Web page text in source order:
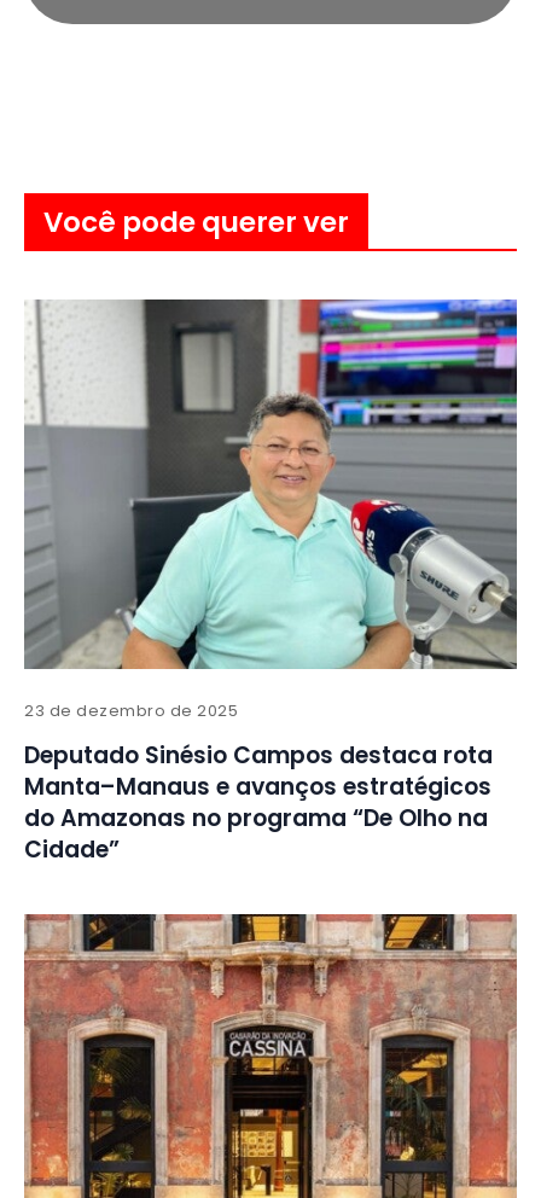
Você pode querer ver
23 de dezembro de 2025
Deputado Sinésio Campos destaca rota
Manta–Manaus e avanços estratégicos
do Amazonas no programa “De Olho na
Cidade”